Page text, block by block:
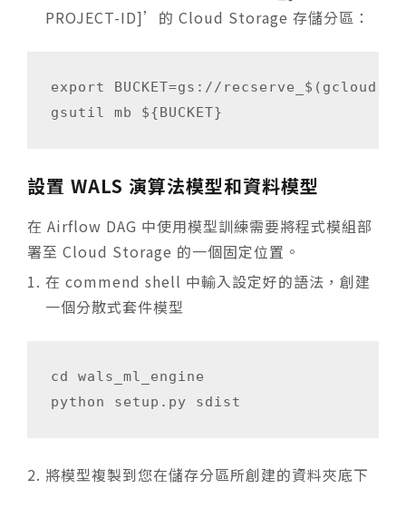
PROJECT-ID]’的 Cloud Storage 存儲分區：
export BUCKET=gs://
gsutil mb ${BUCKET}
設置 WALS 演算法模型和資料模型
在 Airflow DAG 中使用模型訓練需要將程式模組部
署至 Cloud Storage 的一個固定位置。
在 commend shell 中輸入設定好的語法，創建
一個分散式套件模型
cd wals_ml_engine
python setup.py sdist
將模型複製到您在儲存分區所創建的資料夾底下